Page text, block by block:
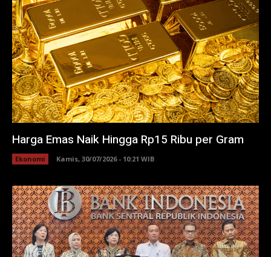
Harga Emas Naik Hingga Rp15 Ribu per Gram
Ekonomi Kamis, 30/07/2026 - 10:21 WIB